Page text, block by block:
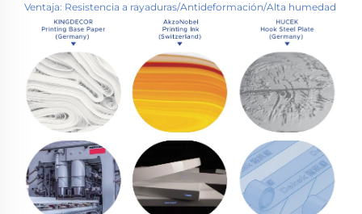
Ventaja: Resistencia a rayaduras/Antideformación/Alta humedad